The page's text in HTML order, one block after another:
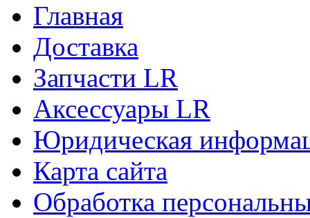
Главная
Доставка
Запчасти LR
Аксессуары LR
Юридическая
Карта сайта
Обработка